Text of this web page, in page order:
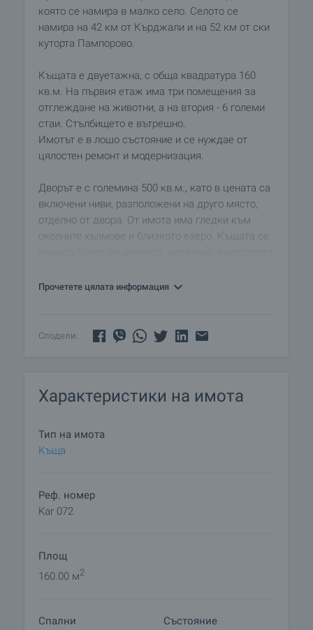
която се намира в малко село. Селото се
намира на 42 км от Кърджали и на 52 км от ски
куторта Пампорово.
Къщата е двуетажна, с обща квадратура 160
кв.м. На първия етаж има три помещения за
отглеждане на животни, а на втория - 6 големи
стаи. Стълбището е вътрешно.
Имотът е в лошо състояние и се нуждае от
цялостен ремонт и модернизация.
Дворът е с големина 500 кв.м., като в цената са
включени ниви, разположени на друго място,
отделно от двора. От имота има гледки към
околните хълмове и близкото езеро. Къщата се
такова разстояние е и асфалтовият път. На 15
Прочетете цялата информация
Сподели:
Характеристики на имота
Тип на имота
Къща
Реф. номер
Kar 072
Площ
160.00 м2
Спални
Състояние